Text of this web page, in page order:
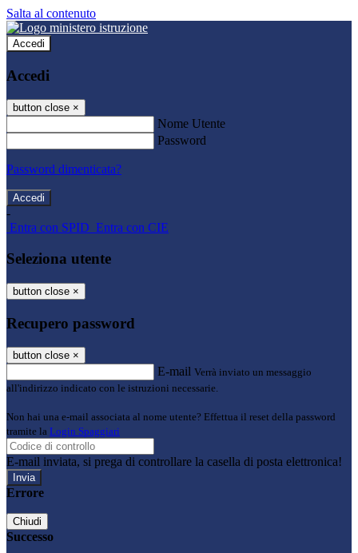
Salta al contenuto
Accedi
Accedi
button close ×
Nome Utente
Password
Password dimenticata?
-
Entra con SPID Entra con CIE
Seleziona utente
button close ×
Recupero password
button close ×
E-mail Verrà inviato un messaggio
all'indirizzo indicato con le istruzioni necessarie.
Non hai una e-mail associata al nome utente? Effettua il reset della password
tramite la Login Spaggiari
E-mail inviata, si prega di controllare la casella di posta elettronica!
Errore
Chiudi
Successo